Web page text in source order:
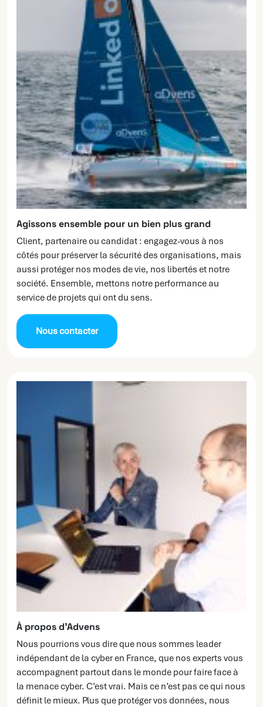
Agissons ensemble pour un bien plus grand
Client, partenaire ou candidat : engagez-vous à nos
côtés pour préserver la sécurité des organisations, mais
aussi protéger nos modes de vie, nos libertés et notre
société. Ensemble, mettons notre performance au
service de projets qui ont du sens.
Nous contacter
À propos d’Advens
Nous pourrions vous dire que nous sommes leader
indépendant de la cyber en France, que nos experts vous
accompagnent partout dans le monde pour faire face à
la menace cyber. C’est vrai. Mais ce n’est pas ce qui nous
définit le mieux. Plus que protéger vos données, nous